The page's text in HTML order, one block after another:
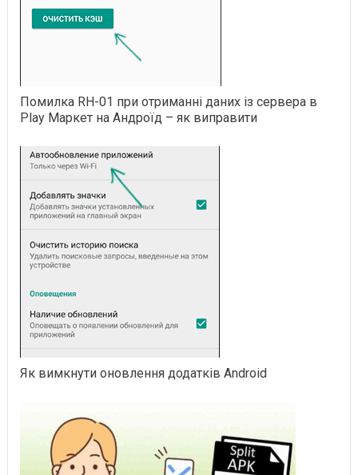
Помилка RH-01 при отриманні даних із сервера в
Play Маркет на Андроїд – як виправити
Як вимкнути оновлення додатків Android